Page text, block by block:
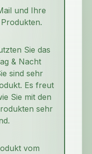
und Ihre
Sie das
& Nacht
sind sehr
Es freut
Sie mit den
sehr
vom